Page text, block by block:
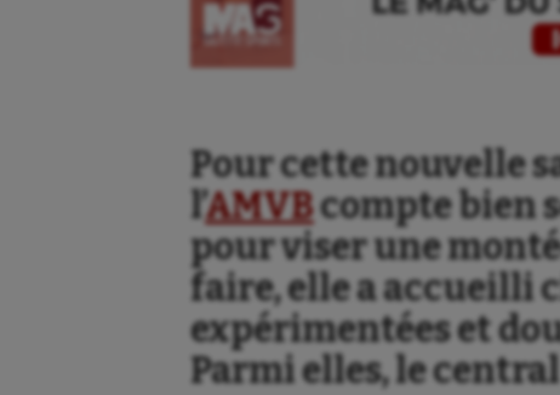
Pour cette nouvelle
l’AMVBcompte bien
pour viser une
faire, elle a accueilli
expérimentées et
Parmi elles, le